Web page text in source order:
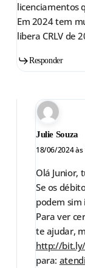
licenciamentos
Em 2024 tem
libera CRLV de
Responder
Julie Souza
18/06/2024 às
Olá Junior,
Se os
podem sim
Para ver
te ajudar,
http://
para: